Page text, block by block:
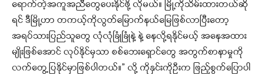
ရောက်တဲ့အကူအညီတွေပေးနိုင်ဖို့ လိုမယ်။ မြို့ကိုသိမ်းထားတယ်ဆို
ရင် ဒီမြို့ဟာ တကယ့်ကိုလွတ်မြောက်နယ်မြေဖြစ်လာပြီးတော့
အရပ်သားပြည်သူတွေ လုံလုံခြုံခြုံနဲ့ နဲ့ နေလို့ရနိုင်မယ့် အနေအထား
မျိုးဖြစ်အောင် လုပ်နိုင်မှသာ စစ်ဘေးရှောင်တွေ အတွက်စာနာမှုကို
လက်တွေ့ပြနိုင်မှာဖြစ်ပါတယ်။” လို့ ကိုနှင်းကိုဦးက ဖြည့်စွက်ပြောပါ